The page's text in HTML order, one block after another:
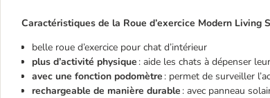
Caractéristiques de la Roue d’exercice Modern Living
belle roue d’exercice pour chat d’intérieur
plus d’activité physique : aide les chats à dépenser
avec une fonction podomètre : permet de surveiller
rechargeable de manière durable : avec panneau